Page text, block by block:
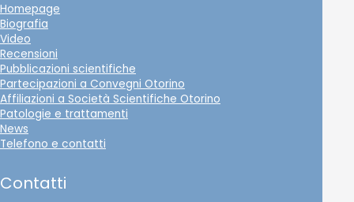
Homepage
Biografia
Video
Recensioni
Pubblicazioni scientifiche
Partecipazioni a Convegni Otorino
Affiliazioni a Società Scientifiche Otorino
Patologie e trattamenti
News
Telefono e contatti
Contatti